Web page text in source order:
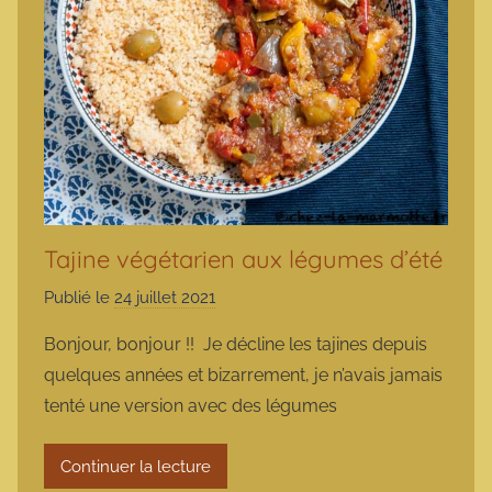
Tajine végétarien aux légumes d’été
Publié le 24 juillet 2021
r
m
a
r
Bonjour, bonjour !! Je décline les tajines depuis
quelques années et bizarrement, je n’avais jamais
tenté une version avec des légumes
Continuer la lecture